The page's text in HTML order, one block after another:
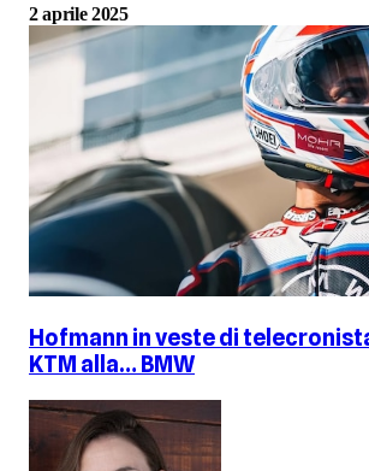
2 aprile 2025
Hofmann in veste di
KTM alla… BMW